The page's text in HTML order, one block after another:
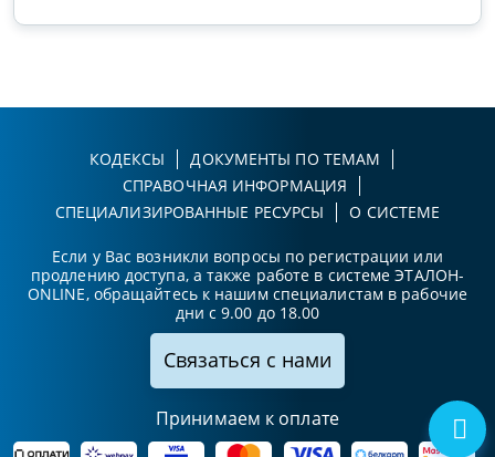
КОДЕКСЫ
ДОКУМЕНТЫ ПО ТЕМАМ
СПРАВОЧНАЯ ИНФОРМАЦИЯ
СПЕЦИАЛИЗИРОВАННЫЕ РЕСУРСЫ
О СИСТЕМЕ
Если у Вас возникли вопросы по регистрации или
продлению доступа, а также работе в системе ЭТАЛОН-
ONLINE, обращайтесь к нашим специалистам в рабочие
дни с 9.00 до 18.00
Связаться с нами
Принимаем к оплате